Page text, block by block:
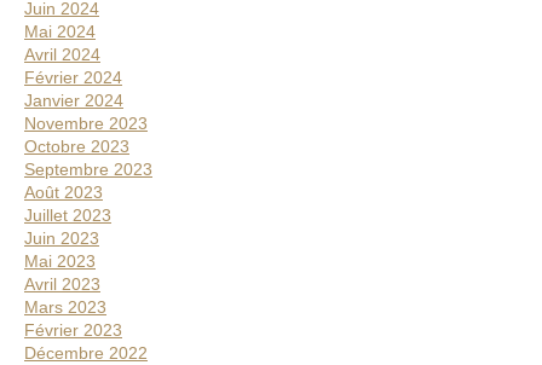
Juin 2024
Mai 2024
Avril 2024
Février 2024
Janvier 2024
Novembre 2023
Octobre 2023
Septembre 2023
Août 2023
Juillet 2023
Juin 2023
Mai 2023
Avril 2023
Mars 2023
Février 2023
Décembre 2022